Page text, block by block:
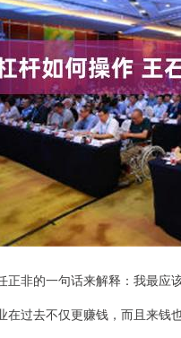
非的一句话来解释：我最应
过去不仅更赚钱，而且来钱也